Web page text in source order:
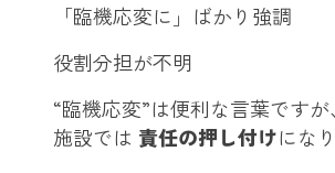
「臨機応変に」ばかり強調
役割分担が不明
“臨機応変”は便利な言葉です
施設では 責任の押し付けにな